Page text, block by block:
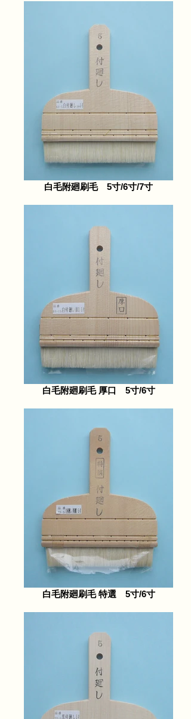
白毛附廻刷毛 5寸/6寸/7寸
白毛附廻刷毛 厚口 5寸/6寸
白毛附廻刷毛 特選 5寸/6寸